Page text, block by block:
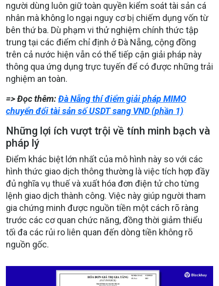
người dùng luôn giữ toàn quyền kiểm soát tài sản cá
nhân mà không lo ngại nguy cơ bị chiếm dụng vốn từ
bên thứ ba. Dù phạm vi thử nghiệm chính thức tập
trung tại các điểm chỉ định ở Đà Nẵng, cộng đồng
trên cả nước hiện vẫn có thể tiếp cận giải pháp này
thông qua ứng dụng trực tuyến để có được những trải
nghiệm an toàn.
=> Đọc thêm:Đà Nẵng thí điểm giải pháp MIMO
chuyển đổi tài sản số USDT sang VND (phần 1)
Những lợi ích vượt trội về tính minh bạch và
pháp lý
Điểm khác biệt lớn nhất của mô hình này so với các
hình thức giao dịch thông thường là việc tích hợp đầy
đủ nghĩa vụ thuế và xuất hóa đơn điện tử cho từng
lệnh giao dịch thành công. Việc này giúp người tham
gia chứng minh được nguồn tiền một cách rõ ràng
trước các cơ quan chức năng, đồng thời giảm thiểu
tối đa các rủi ro liên quan đến dòng tiền không rõ
nguồn gốc.